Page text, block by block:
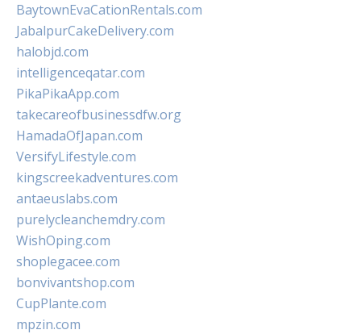
BaytownEvaCationRentals.com
JabalpurCakeDelivery.com
halobjd.com
intelligenceqatar.com
PikaPikaApp.com
takecareofbusinessdfw.org
HamadaOfJapan.com
VersifyLifestyle.com
kingscreekadventures.com
antaeuslabs.com
purelycleanchemdry.com
WishOping.com
shoplegacee.com
bonvivantshop.com
CupPlante.com
mpzin.com